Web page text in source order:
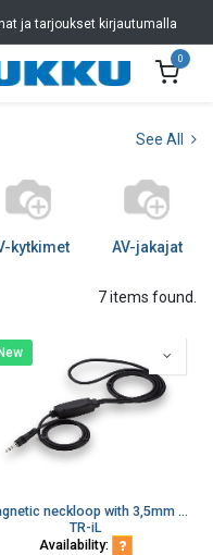
ja tarjoukset kirjautumalla
0
See All
kytkimet AV-jakajat
7 items found.
New
Magnetic neckloop with 3,5mm jack connector
TR-iL
Availability: